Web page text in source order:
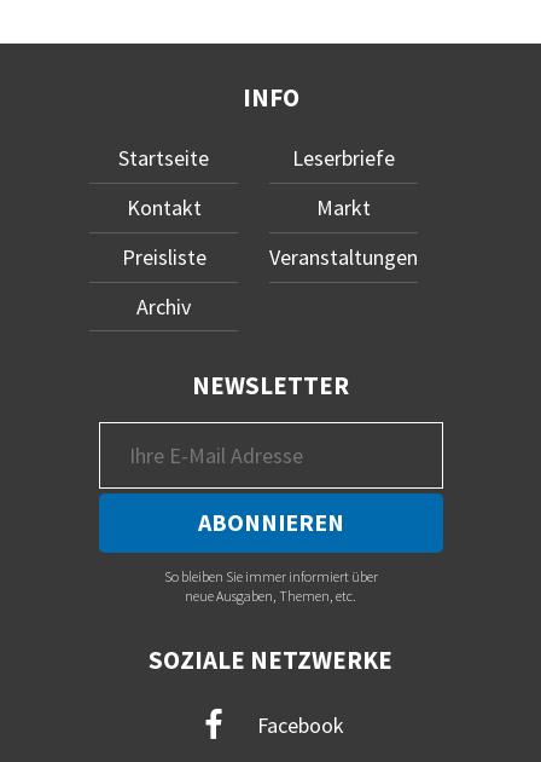
INFO
Startseite
Kontakt
Preisliste
Archiv
Leserbriefe
Markt
Veranstaltungen
NEWSLETTER
So bleiben Sie immer informiert über
neue Ausgaben, Themen, etc.
SOZIALE NETZWERKE
Facebook